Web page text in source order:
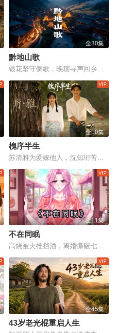
全30集
黔地山歌
全10集
槐序半生
全11集
不在同眠
高烧被夫推挡酒，离婚撕破七年伪装
全45集
43岁老光棍重启人生